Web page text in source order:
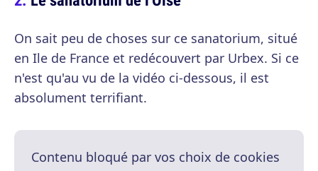
On sait peu de choses sur ce sanatorium, situé
en Ile de France et redécouvert par Urbex. Si ce
n'est qu'au vu de la vidéo ci-dessous, il est
absolument terrifiant.
Contenu bloqué par vos choix de cookies